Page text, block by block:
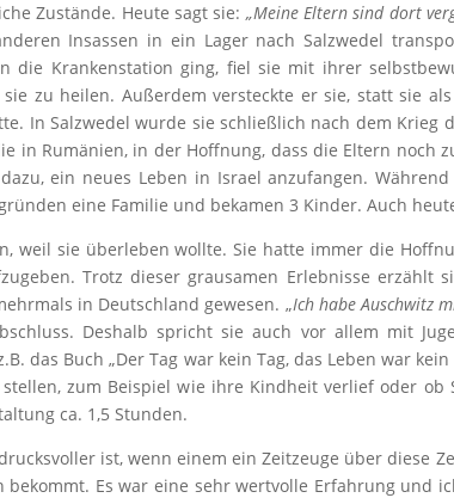
Zustände. Heute sagt sie: „Meine Eltern sind dort
Insassen in ein Lager nach Salzwedel
Krankenstation ging, fiel sie mit ihrer
zu heilen. Außerdem versteckte er sie, statt sie
In Salzwedel wurde sie schließlich nach dem Krieg
in Rumänien, in der Hoffnung, dass die Eltern noch
ein neues Leben in Israel anzufangen.
eine Familie und bekamen 3 Kinder. Auch
weil sie überleben wollte. Sie hatte immer die
Trotz dieser grausamen Erlebnisse erzählt
in Deutschland gewesen. „Ich habe Auschwitz
Deshalb spricht sie auch vor allem mit
das Buch „Der Tag war kein Tag, das Leben war kein
zum Beispiel wie ihre Kindheit verlief oder
ca. 1,5 Stunden.
ist, wenn einem ein Zeitzeuge über diese
Es war eine sehr wertvolle Erfahrung und